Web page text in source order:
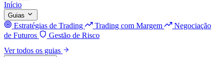
Início
Guias
Estratégias de Trading Trading com Margem
Negociação
de Futuros
Gestão de Risco
Ver todos os guias